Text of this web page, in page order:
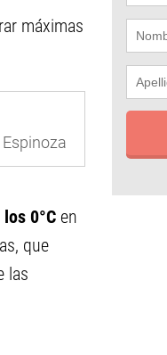
máximas
0°C en
que
las